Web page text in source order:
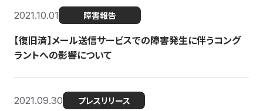
2021.10.01 障害報告
【復旧済】メール送信サービスでの障害発生に伴うコング
ラントへの影響について
2021.09.30 プレスリリース